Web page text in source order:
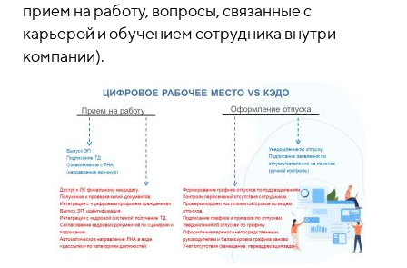
прием на работу, вопросы, связанные с
карьерой и обучением сотрудника внутри
компании).